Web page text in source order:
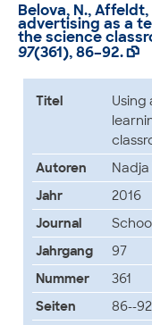
Belova, N., Affeldt,
advertising as a
the science
97(361), 86–92. 
Titel
Using
Autoren
Nadja
Jahr
2016
Journal
Jahrgang
97
Nummer
361
Seiten
86--92